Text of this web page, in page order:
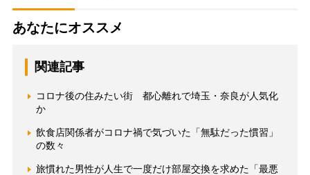
あなたにオススメ
関連記事
コロナ後の住みたい街 都心離れで埼玉・奈良が人気化
か
飲食店関係者がコロナ禍で気づいた「無駄だった慣習」
の数々
旅慣れた男性が人生で一度だけ部屋交換を求めた「最悪